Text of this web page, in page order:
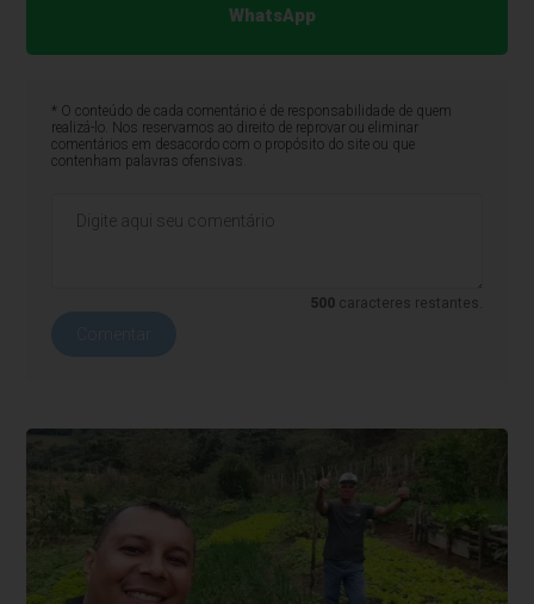
WhatsApp
* O conteúdo de cada comentário é de responsabilidade de quem
realizá-lo. Nos reservamos ao direito de reprovar ou eliminar
comentários em desacordo com o propósito do site ou que
contenham palavras ofensivas.
500 caracteres restantes.